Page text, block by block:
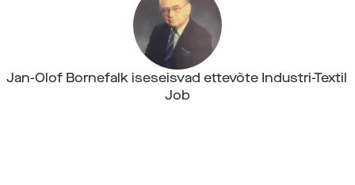
Jan-Olof Bornefalk iseseisvad ettevõte Industri-Textil
Job